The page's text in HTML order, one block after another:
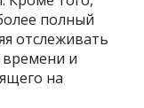
полный
отслеживать
времени и
на